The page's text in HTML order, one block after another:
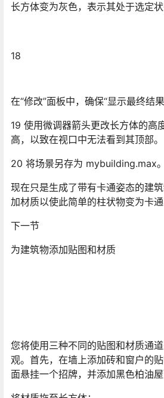
长方体变为灰色，表示其处于选定状
18
在“修改”面板中，确保“显示最终结
19 使用微调器箭头更改长方体的高
高，以致在视口中无法看到其顶部。
20 将场景另存为 mybuilding.max。
现在只是生成了带有卡通姿态的建
加材质以使此简单的柱状物变为卡通
下一节
为建筑物添加贴图和材质
您将使用三种不同的贴图和材质通
观。首先，在墙上添加砖和窗户的
面悬挂一个招牌，并添加黑色柏油屋